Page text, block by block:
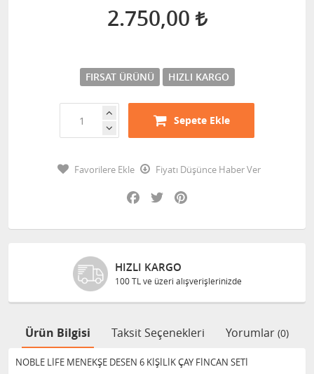
2.750,00
FIRSAT ÜRÜNÜ HIZLI KARGO
Sepete Ekle
Favorilere Ekle
Fiyatı Düşünce Haber Ver
Facebook
Twitter
HIZLI KARGO
100 TL ve üzeri alışverişlerinizde
Ürün Bilgisi Taksit Seçenekleri Yorumlar (0)
NOBLE LİFE MENEKŞE DESEN 6 KİŞİLİK ÇAY FİNCAN SETİ